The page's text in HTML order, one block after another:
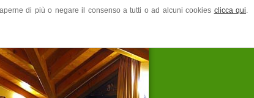
di più o negare il consenso a tutti o ad alcuni cookies clicca qui.